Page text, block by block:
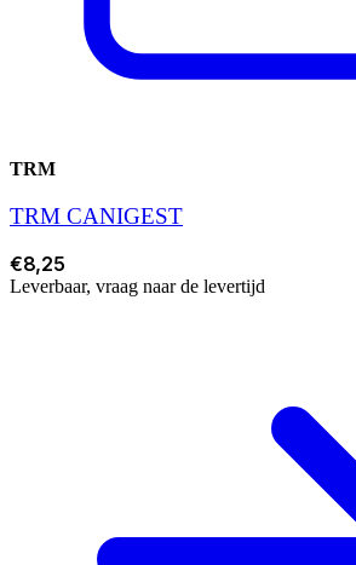
TRM
TRM CANIGEST
€8,25
Leverbaar, vraag naar de levertijd